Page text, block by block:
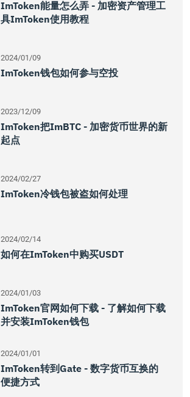
ImToken能量怎么弄 - 加密资产管理工
具imToken使用教程
2024/01/09
ImToken钱包如何参与空投
2023/12/09
ImToken把imBTC - 加密货币世界的新
起点
2024/02/27
ImToken冷钱包被盗如何处理
2024/02/14
如何在imToken中购买USDT
2024/01/03
ImToken官网如何下载 - 了解如何下载
并安装imToken钱包
2024/01/01
ImToken转到Gate - 数字货币互换的
便捷方式